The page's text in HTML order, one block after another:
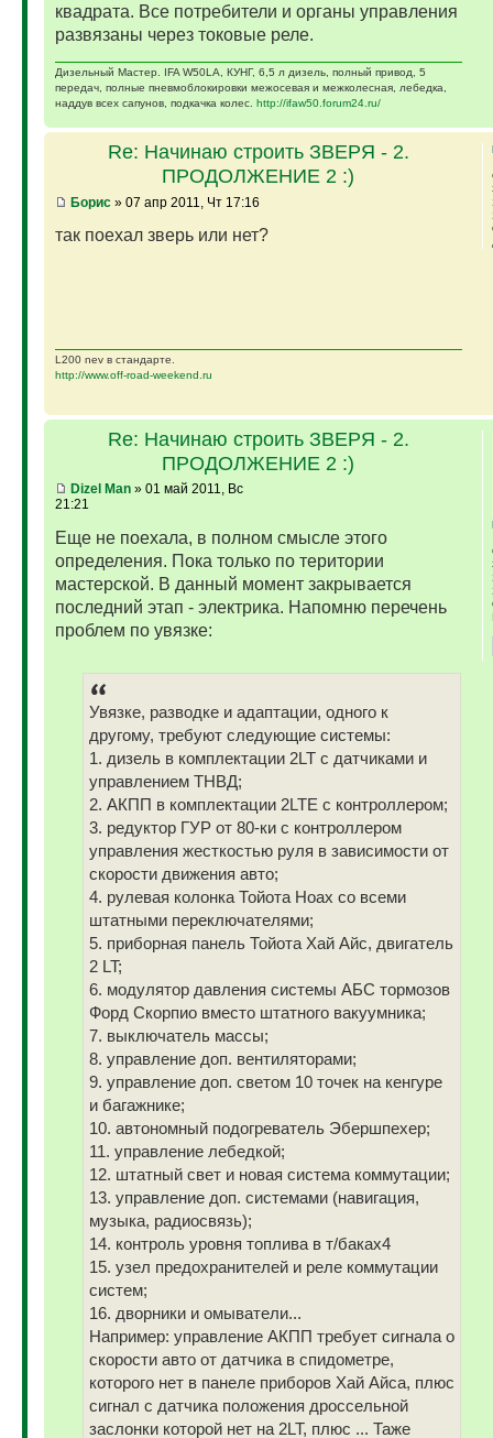
квадрата. Все потребители и органы управления
развязаны через токовые реле.
Дизельный Мастер. IFA W50LA, КУНГ, 6,5 л дизель, полный привод, 5
передач, полные пневмоблокировки межосевая и межколесная, лебедка,
наддув всех сапунов, подкачка колес. http://ifaw50.forum24.ru/
Re: Начинаю строить ЗВЕРЯ - 2.
ПРОДОЛЖЕНИЕ 2 :)
Борис» 07 апр 2011, Чт 17:16
так поехал зверь или нет?
L200 nev в стандарте.
http://www.off-road-weekend.ru
Re: Начинаю строить ЗВЕРЯ - 2.
ПРОДОЛЖЕНИЕ 2 :)
Dizel Man» 01 май 2011, Вс
21:21
Еще не поехала, в полном смысле этого
определения. Пока только по територии
мастерской. В данный момент закрывается
последний этап - электрика. Напомню перечень
проблем по увязке:
Увязке, разводке и адаптации, одного к
другому, требуют следующие системы:
1. дизель в комплектации 2LT с датчиками и
управлением ТНВД;
2. АКПП в комплектации 2LTE с контроллером;
3. редуктор ГУР от 80-ки с контроллером
управления жесткостью руля в зависимости от
скорости движения авто;
4. рулевая колонка Тойота Ноах со всеми
штатными переключателями;
5. приборная панель Тойота Хай Айс, двигатель
2 LT;
6. модулятор давления системы АБС тормозов
Форд Скорпио вместо штатного вакуумника;
7. выключатель массы;
8. управление доп. вентиляторами;
9. управление доп. светом 10 точек на кенгуре
и багажнике;
10. автономный подогреватель Эбершпехер;
11. управление лебедкой;
12. штатный свет и новая система коммутации;
13. управление доп. системами (навигация,
музыка, радиосвязь);
14. контроль уровня топлива в т/баках4
15. узел предохранителей и реле коммутации
систем;
16. дворники и омыватели...
Например: управление АКПП требует сигнала о
скорости авто от датчика в спидометре,
которого нет в панеле приборов Хай Айса, плюс
сигнал с датчика положения дроссельной
заслонки которой нет на 2LT, плюс ... Таже